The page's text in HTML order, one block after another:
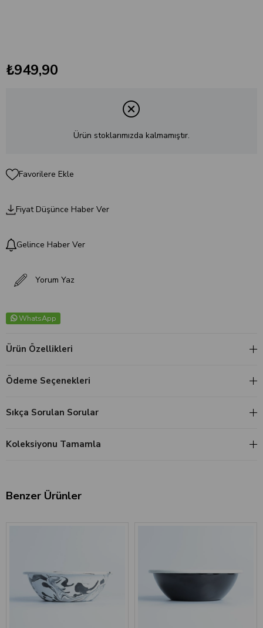
₺949,90
Ürün stoklarımızda kalmamıştır.
Favorilere Ekle
Fiyat Düşünce Haber Ver
Gelince Haber Ver
Yorum Yaz
WhatsApp
Ürün Özellikleri
Ödeme Seçenekleri
Sıkça Sorulan Sorular
Koleksiyonu Tamamla
Benzer Ürünler